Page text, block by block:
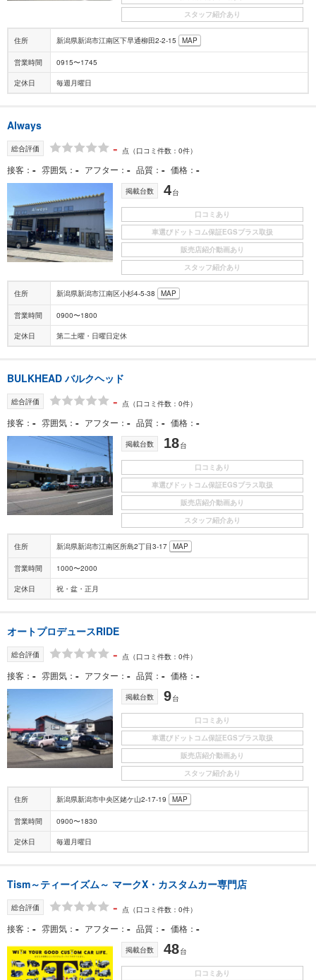
スタッフ紹介あり
住所 新潟県新潟市江南区下早通柳田2-2-15 MAP
営業時間 0915〜1745
定休日 毎週月曜日
Always
総合評価 - 点 （口コミ件数：0件）
接客 - 雰囲気 - アフター - 品質 - 価格 -
掲載台数 4台
口コミあり
車選びドットコム保証EGSプラス取扱
販売店紹介動画あり
スタッフ紹介あり
住所 新潟県新潟市江南区小杉4-5-38 MAP
営業時間 0900〜1800
定休日 第二土曜・日曜日定休
BULKHEAD バルクヘッド
総合評価 - 点 （口コミ件数：0件）
接客 - 雰囲気 - アフター - 品質 - 価格 -
掲載台数 18台
口コミあり
車選びドットコム保証EGSプラス取扱
販売店紹介動画あり
スタッフ紹介あり
住所 新潟県新潟市江南区所島2丁目3-17 MAP
営業時間 1000〜2000
定休日 祝・盆・正月
オートプロデュースRIDE
総合評価 - 点 （口コミ件数：0件）
接客 - 雰囲気 - アフター - 品質 - 価格 -
掲載台数 9台
口コミあり
車選びドットコム保証EGSプラス取扱
販売店紹介動画あり
スタッフ紹介あり
住所 新潟県新潟市中央区姥ケ山2-17-19 MAP
営業時間 0900〜1830
定休日 毎週月曜日
Tism～ティーイズム～ マークX・カスタムカー専門店
総合評価 - 点 （口コミ件数：0件）
接客 - 雰囲気 - アフター - 品質 - 価格 -
掲載台数 48台
口コミあり